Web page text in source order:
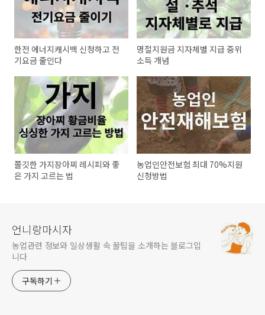
한전 에너지캐시백 신청하고 전
기요금 줄인다
명절지원금 지자체별 지급 중위
소득 개념
쫄깃한 가지장아찌 레시피와 좋
은 가지 고르는 법
농업인안전보험 최대 70%지원
신청방법
언니랑마시자
농업관련 정보와 일상생활 속 꿀팁을 소개하는 블로그입
니다
구독하기